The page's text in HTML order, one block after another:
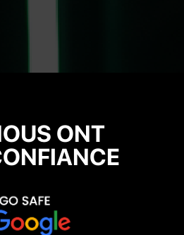
ONT